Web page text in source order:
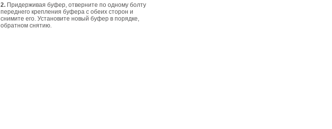
2. Придерживая буфер, отверните по одному болту
переднего крепления буфера с обеих сторон и
снимите его. Установите новый буфер в порядке,
обратном снятию.